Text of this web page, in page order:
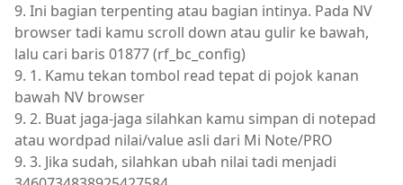
9. Ini bagian terpenting atau bagian intinya. Pada NV
browser tadi kamu scroll down atau gulir ke bawah,
lalu cari baris 01877 (rf_bc_config)
9. 1. Kamu tekan tombol read tepat di pojok kanan
bawah NV browser
9. 2. Buat jaga-jaga silahkan kamu simpan di notepad
atau wordpad nilai/value asli dari Mi Note/PRO
9. 3. Jika sudah, silahkan ubah nilai tadi menjadi